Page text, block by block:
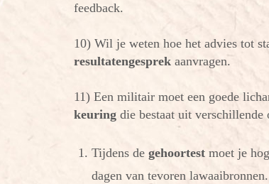
feedback.
10) Wil je weten hoe het advies tot
resultatengesprek aanvragen.
11) Een militair moet een goede
keuring die bestaat uit verschillende
Tijdens de gehoortest moet je
dagen van tevoren